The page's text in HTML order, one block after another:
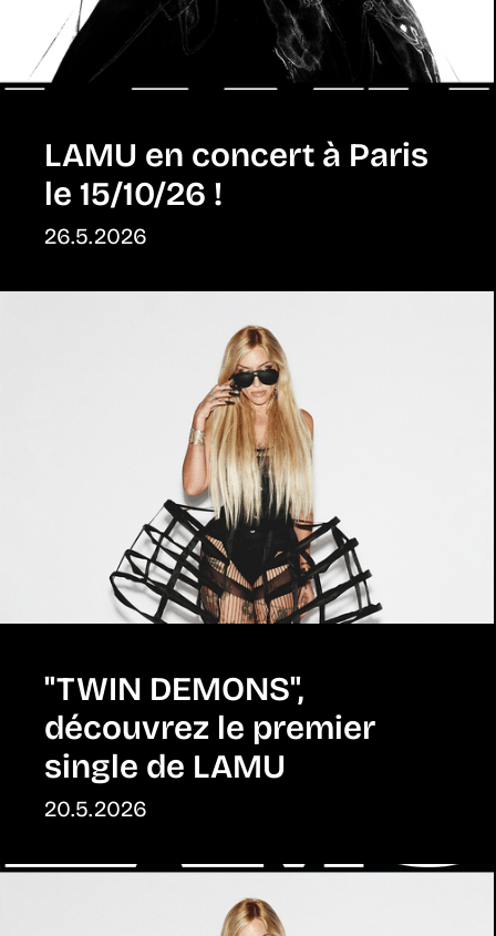
LAMU en concert à Paris
le 15/10/26 !
26.5.2026
"TWIN DEMONS",
découvrez le premier
single de LAMU
20.5.2026